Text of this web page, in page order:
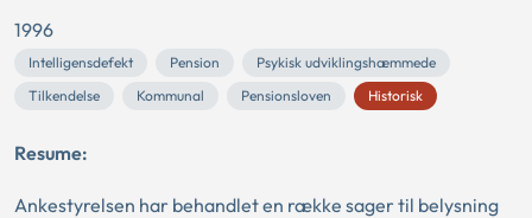
1996
Intelligensdefekt Pension
Psykisk udviklingshæmmede
Tilkendelse
Kommunal Pensionsloven Historisk
Resume:
Ankestyrelsen har behandlet en række sager til belysning